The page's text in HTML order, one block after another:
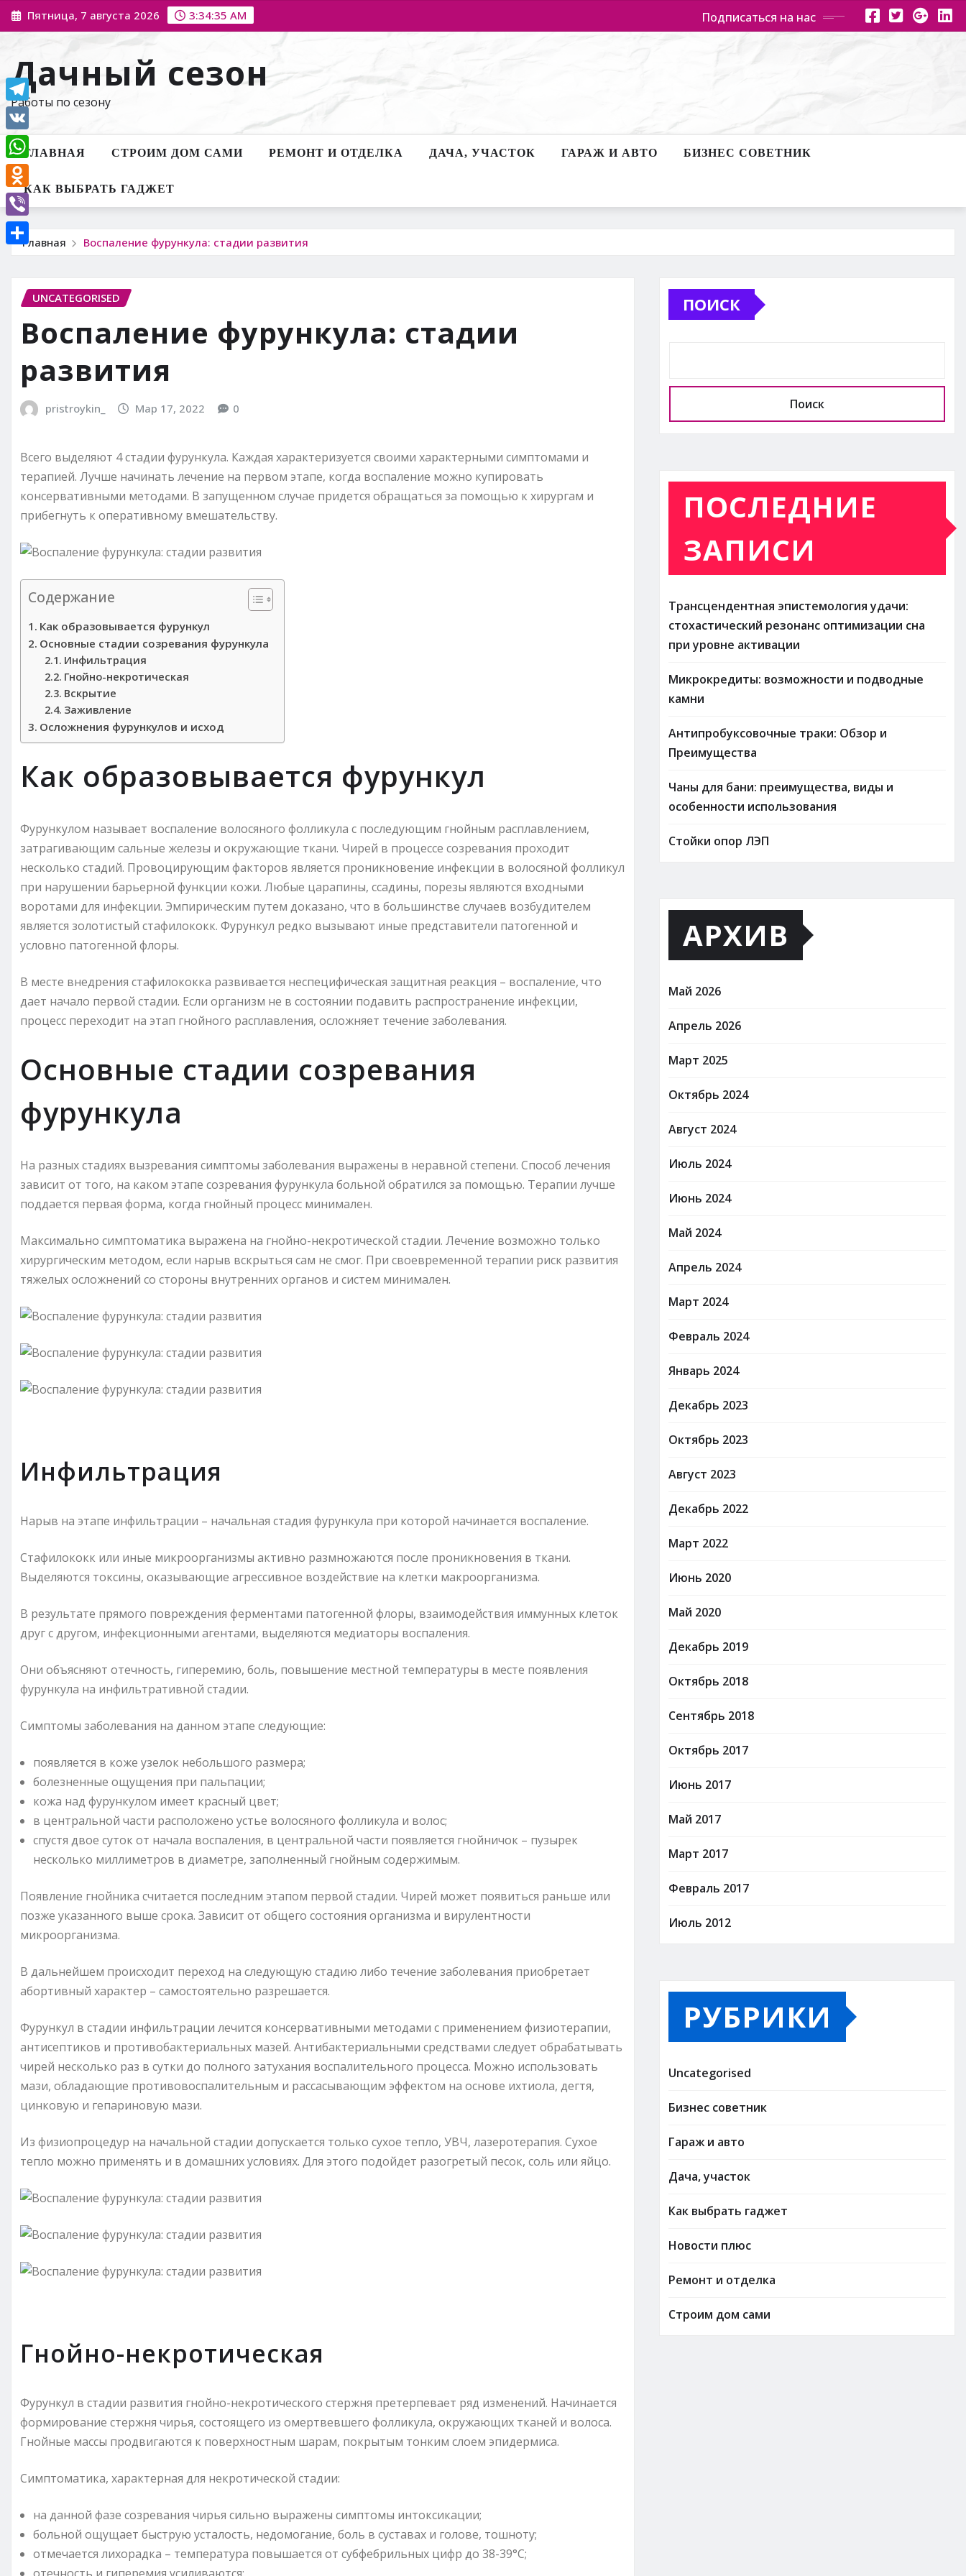
Перейти
к
Пятница, 7 августа 2026 3:34:36 AM Подписаться на нас
Дачный сезон
Работы по сезону
ГЛАВНАЯ СТРОИМ ДОМ САМИ РЕМОНТ И ОТДЕЛКА ДАЧА, УЧАСТОК ГАРАЖ И АВТО БИЗНЕС СОВЕТНИК
КАК ВЫБРАТЬ ГАДЖЕТ
Главная Воспаление фурункула: стадии развития
UNCATEGORISED
Воспаление фурункула: стадии
развития
pristroykin_ Мар 17, 2022 0
Всего выделяют 4 стадии фурункула. Каждая характеризуется своими характерными симптомами и
терапией. Лучше начинать лечение на первом этапе, когда воспаление можно купировать
консервативными методами. В запущенном случае придется обращаться за помощью к хирургам и
прибегнуть к оперативному вмешательству.
Содержание
Как образовывается фурункул
Основные стадии созревания фурункула
Инфильтрация
Гнойно-некротическая
Вскрытие
Заживление
Осложнения фурункулов и исход
Как образовывается фурункул
Фурункулом называет воспаление волосяного фолликула с последующим гнойным расплавлением,
затрагивающим сальные железы и окружающие ткани. Чирей в процессе созревания проходит
несколько стадий. Провоцирующим факторов является проникновение инфекции в волосяной фолликул
при нарушении барьерной функции кожи. Любые царапины, ссадины, порезы являются входными
воротами для инфекции. Эмпирическим путем доказано, что в большинстве случаев возбудителем
является золотистый стафилококк. Фурункул редко вызывают иные представители патогенной и
условно патогенной флоры.
В месте внедрения стафилококка развивается неспецифическая защитная реакция – воспаление, что
дает начало первой стадии. Если организм не в состоянии подавить распространение инфекции,
процесс переходит на этап гнойного расплавления, осложняет течение заболевания.
Основные стадии созревания
фурункула
На разных стадиях вызревания симптомы заболевания выражены в неравной степени. Способ лечения
зависит от того, на каком этапе созревания фурункула больной обратился за помощью. Терапии лучше
поддается первая форма, когда гнойный процесс минимален.
Максимально симптоматика выражена на гнойно-некротической стадии. Лечение возможно только
хирургическим методом, если нарыв вскрыться сам не смог. При своевременной терапии риск развития
тяжелых осложнений со стороны внутренних органов и систем минимален.
Инфильтрация
Нарыв на этапе инфильтрации – начальная стадия фурункула при которой начинается воспаление.
Стафилококк или иные микроорганизмы активно размножаются после проникновения в ткани.
Выделяются токсины, оказывающие агрессивное воздействие на клетки макроорганизма.
В результате прямого повреждения ферментами патогенной флоры, взаимодействия иммунных клеток
друг с другом, инфекционными агентами, выделяются медиаторы воспаления.
Они объясняют отечность, гиперемию, боль, повышение местной температуры в месте появления
фурункула на инфильтративной стадии.
Симптомы заболевания на данном этапе следующие:
появляется в коже узелок небольшого размера;
болезненные ощущения при пальпации;
кожа над фурункулом имеет красный цвет;
в центральной части расположено устье волосяного фолликула и волос;
спустя двое суток от начала воспаления, в центральной части появляется гнойничок – пузырек
несколько миллиметров в диаметре, заполненный гнойным содержимым.
Появление гнойника считается последним этапом первой стадии. Чирей может появиться раньше или
позже указанного выше срока. Зависит от общего состояния организма и вирулентности
микроорганизма.
В дальнейшем происходит переход на следующую стадию либо течение заболевания приобретает
абортивный характер – самостоятельно разрешается.
Фурункул в стадии инфильтрации лечится консервативными методами с применением физиотерапии,
антисептиков и противобактериальных мазей. Антибактериальными средствами следует обрабатывать
чирей несколько раз в сутки до полного затухания воспалительного процесса. Можно использовать
мази, обладающие противовоспалительным и рассасывающим эффектом на основе ихтиола, дегтя,
цинковую и гепариновую мази.
Из физиопроцедур на начальной стадии допускается только сухое тепло, УВЧ, лазеротерапия. Сухое
тепло можно применять и в домашних условиях. Для этого подойдет разогретый песок, соль или яйцо.
Гнойно-некротическая
Фурункул в стадии развития гнойно-некротического стержня претерпевает ряд изменений. Начинается
формирование стержня чирья, состоящего из омертвевшего фолликула, окружающих тканей и волоса.
Гнойные массы продвигаются к поверхностным шарам, покрытым тонким слоем эпидермиса.
Симптоматика, характерная для некротической стадии:
на данной фазе созревания чирья сильно выражены симптомы интоксикации;
больной ощущает быструю усталость, недомогание, боль в суставах и голове, тошноту;
отмечается лихорадка – температура повышается от субфебрильных цифр до 38-39°С;
ПОИСК
Поиск
ПОСЛЕДНИЕ
ЗАПИСИ
Трансцендентная эпистемология удачи:
стохастический резонанс оптимизации сна
при уровне активации
Микрокредиты: возможности и подводные
камни
Антипробуксовочные траки: Обзор и
Преимущества
Чаны для бани: преимущества, виды и
особенности использования
Стойки опор ЛЭП
АРХИВ
Май 2026
Апрель 2026
Март 2025
Октябрь 2024
Август 2024
Июль 2024
Июнь 2024
Май 2024
Апрель 2024
Март 2024
Февраль 2024
Январь 2024
Декабрь 2023
Октябрь 2023
Август 2023
Декабрь 2022
Март 2022
Июнь 2020
Май 2020
Декабрь 2019
Октябрь 2018
Сентябрь 2018
Октябрь 2017
Июнь 2017
Май 2017
Март 2017
Февраль 2017
Июль 2012
РУБРИКИ
Uncategorised
Бизнес советник
Гараж и авто
Дача, участок
Как выбрать гаджет
Новости плюс
Ремонт и отделка
Строим дом сами
Telegram
VK
WhatsApp
Odnoklassniki
Viber